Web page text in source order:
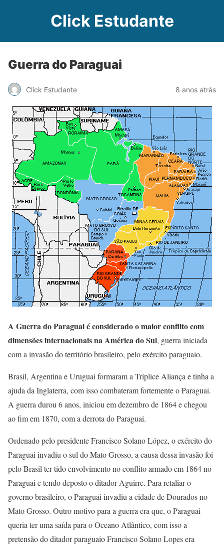
Click Estudante
Guerra do Paraguai
Click Estudante 8 anos atrás
A Guerra do Paraguai é considerado o maior conflito com
dimensões internacionais na América do Sul, guerra iniciada
com a invasão do território brasileiro, pelo exército paraguaio.
Brasil, Argentina e Uruguai formaram a Tríplice Aliança e tinha a
ajuda da Inglaterra, com isso combateram fortemente o Paraguai.
A guerra durou 6 anos, iniciou em dezembro de 1864 e chegou
ao fim em 1870, com a derrota do Paraguai.
Ordenado pelo presidente Francisco Solano López, o exército do
Paraguai invadiu o sul do Mato Grosso, a causa dessa invasão foi
pelo Brasil ter tido envolvimento no conflito armado em 1864 no
Paraguai e tendo deposto o ditador Aguirre. Para retaliar o
governo brasileiro, o Paraguai invadiu a cidade de Dourados no
Mato Grosso. Outro motivo para a guerra era que, o Paraguai
queria ter uma saída para o Oceano Atlântico, com isso a
pretensão do ditador paraguaio Francisco Solano Lopes era